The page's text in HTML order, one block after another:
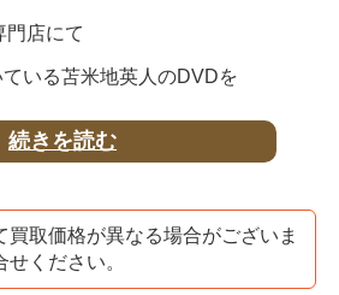
門店にて
いる苫米地英人のDVDを
す。
間の自我構築と現象顕在化の秘
第5弾として発行され、
続きを読む
買取価格が異なる場合がございま
ください。